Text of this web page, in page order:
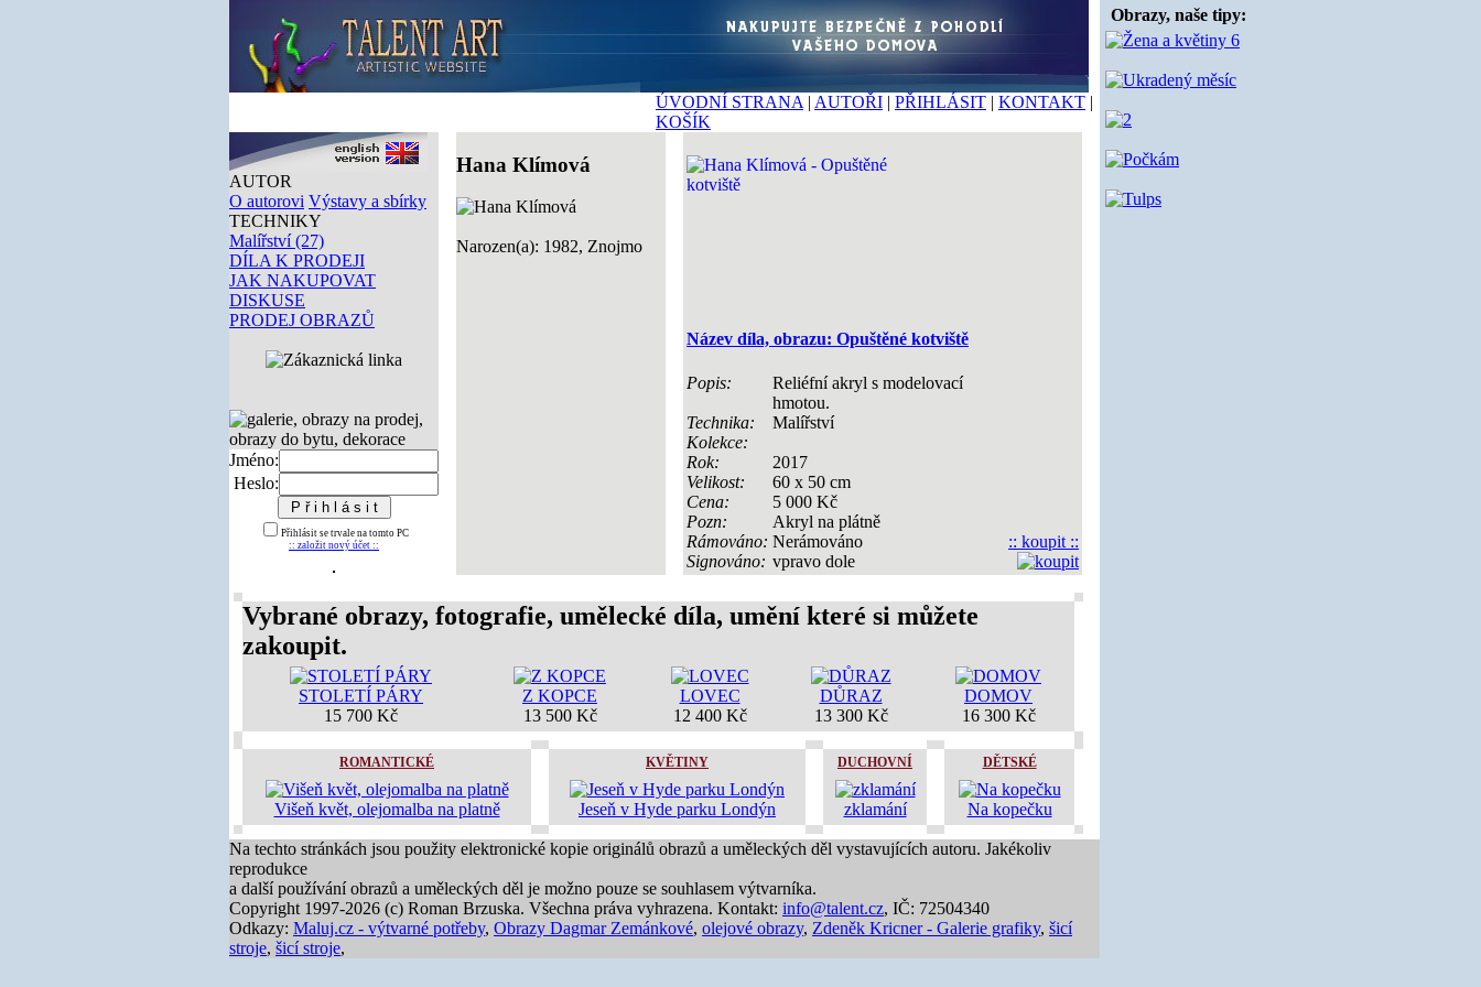
ÚVODNÍ STRANA | AUTOŘI | PŘIHLÁSIT | KONTAKT |
KOŠÍK
AUTOR
O autorovi Výstavy a sbírky
TECHNIKY
Malířství (27)
DÍLA K PRODEJI
JAK NAKUPOVAT
DISKUSE
PRODEJ OBRAZŮ
Jméno:
Heslo:
Přihlásit se trvale na tomto PC
:: založit nový účet ::
Hana Klímová
Narozen(a): 1982, Znojmo
Název díla, obrazu: Opuštěné kotviště
Popis:
Reliéfní akryl s modelovací
hmotou.
Technika:
Malířství
Kolekce:
Rok:
2017
Velikost:
60 x 50 cm
Cena:
5 000 Kč
Pozn:
Akryl na plátně
Rámováno: Nerámováno
Signováno: vpravo dole
:: koupit ::
Vybrané obrazy, fotografie, umělecké díla, umění které si můžete
zakoupit.
STOLETÍ PÁRY
15 700 Kč
Z KOPCE
13 500 Kč
LOVEC
12 400 Kč
DŮRAZ
13 300 Kč
DOMOV
16 300 Kč
ROMANTICKÉ
Višeň květ, olejomalba na platně
KVĚTINY
Jeseň v Hyde parku Londýn
DUCHOVNÍ
zklamání
DĚTSKÉ
Na kopečku
Na techto stránkách jsou použity elektronické kopie originálů obrazů a uměleckých děl vystavujících autoru. Jakékoliv
reprodukce
a další používání obrazů a uměleckých děl je možno pouze se souhlasem výtvarníka.
Copyright 1997-2026 (c) Roman Brzuska. Všechna práva vyhrazena. Kontakt: info@talent.cz, IČ: 72504340
Odkazy: Maluj.cz - výtvarné potřeby, Obrazy Dagmar Zemánkové, olejové obrazy, Zdeněk Kricner - Galerie grafiky, šicí
stroje, šicí stroje,
Obrazy, naše tipy: